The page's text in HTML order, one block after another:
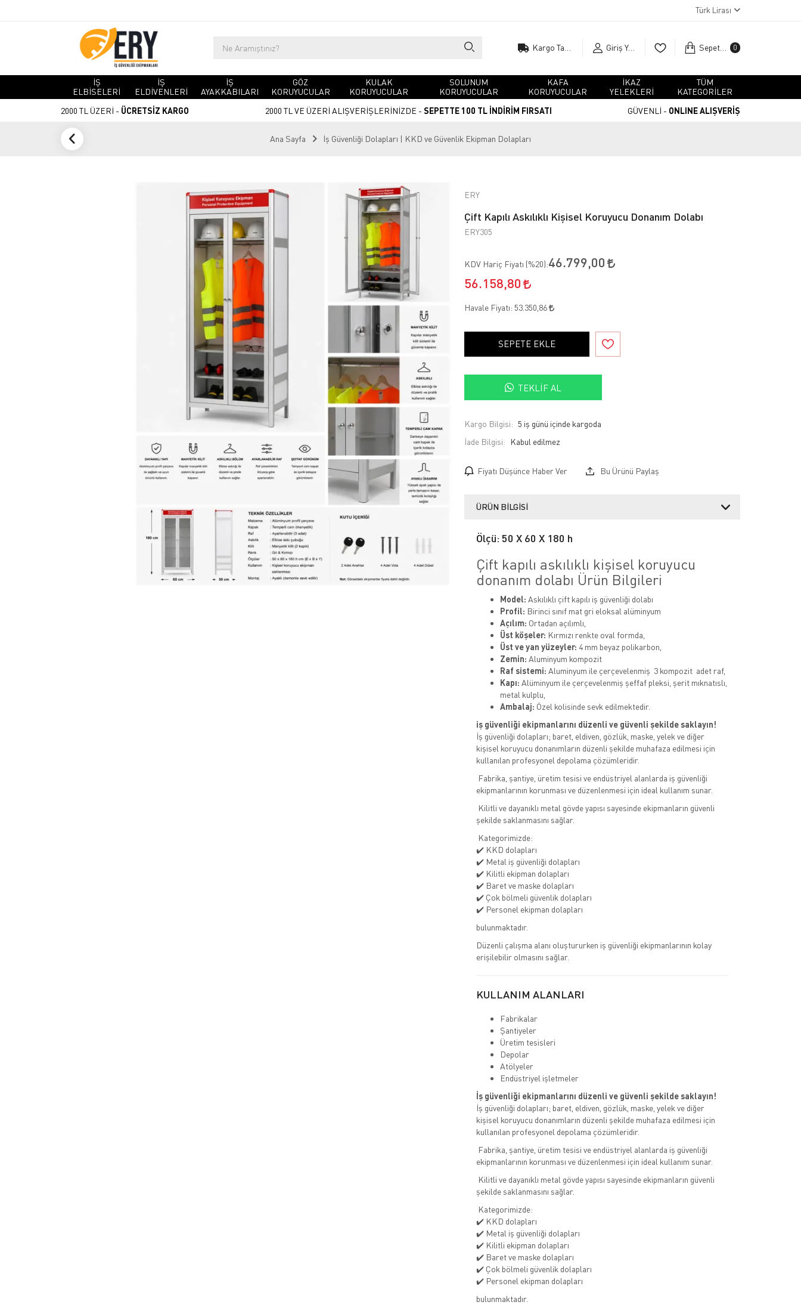
Türk Lirası
Giriş Yap Sepetim 0
İŞ
ELBİSELERİ
İŞ
ELDİVENLERİ
İŞ
AYAKKABILARI
GÖZ
KORUYUCULAR
KULAK
KORUYUCULAR
SOLUNUM
KORUYUCULAR
KAFA
KORUYUCULAR
İKAZ
YELEKLERİ
TÜM
KATEGORİLER
2000 TL ÜZERİ - ÜCRETSİZ KARGO 2000 TL VE ÜZERİ ALIŞVERİŞLERİNİZDE - SEPETTE 100 TL İNDİRİM FIRSATI GÜVENLİ - ONLINE ALIŞVERİŞ
Ana Sayfa İş Güvenliği Dolapları | KKD ve Güvenlik Ekipman Dolapları
ERY
Çift Kapılı Askılıklı Kişisel Koruyucu Donanım Dolabı
ERY305
KDV Hariç Fiyatı (%20):46.799,00
56.158,80
Havale Fiyatı: 53.350,86
SEPETE EKLE
TEKLIF AL
Kargo Bilgisi: 5 iş günü içinde kargoda
İade Bilgisi:
Fiyatı Düşünce Haber Ver Bu Ürünü Paylaş
ÜRÜN BILGISI
Ölçü: 50 X 60 X 180 h
Çift kapılı askılıklı kişisel koruyucu
donanım dolabı Ürün Bilgileri
Model: Askılıklı çift kapılı iş güvenliği dolabı
Profil: Birinci sınıf mat gri eloksal alüminyum
Açılım: Ortadan açılımlı,
Üst köşeler: Kırmızı renkte oval formda,
Üst ve yan yüzeyler: 4 mm beyaz polikarbon,
Zemin: Aluminyum kompozit
Raf sistemi: Aluminyum ile çerçevelenmiş 3 kompozit adet raf,
Kapı: Alüminyum ile çerçevelenmiş şeffaf pleksi, şerit mıknatıslı,
metal kulplu,
Ambalaj: Özel kolisinde sevk edilmektedir.
iş güvenliği ekipmanlarını düzenli ve güvenli şekilde saklayın!
İş güvenliği dolapları; baret, eldiven, gözlük, maske, yelek ve diğer
kişisel koruyucu donanımların düzenli şekilde muhafaza edilmesi için
kullanılan profesyonel depolama çözümleridir.
Fabrika, şantiye, üretim tesisi ve endüstriyel alanlarda iş güvenliği
ekipmanlarının korunması ve düzenlenmesi için ideal kullanım sunar.
Kilitli ve dayanıklı metal gövde yapısı sayesinde ekipmanların güvenli
şekilde saklanmasını sağlar.
Kategorimizde:
✔️ KKD dolapları
✔️ Metal iş güvenliği dolapları
✔️ Kilitli ekipman dolapları
✔️ Baret ve maske dolapları
✔️ Çok bölmeli güvenlik dolapları
✔️ Personel ekipman dolapları
bulunmaktadır.
Düzenli çalışma alanı oluştururken iş güvenliği ekipmanlarının kolay
erişilebilir olmasını sağlar.
KULLANIM ALANLARI
Fabrikalar
Şantiyeler
Üretim tesisleri
Depolar
Atölyeler
Endüstriyel işletmeler
İş güvenliği ekipmanlarını düzenli ve güvenli şekilde saklayın!
İş güvenliği dolapları; baret, eldiven, gözlük, maske, yelek ve diğer
kişisel koruyucu donanımların düzenli şekilde muhafaza edilmesi için
kullanılan profesyonel depolama çözümleridir.
Fabrika, şantiye, üretim tesisi ve endüstriyel alanlarda iş güvenliği
ekipmanlarının korunması ve düzenlenmesi için ideal kullanım sunar.
Kilitli ve dayanıklı metal gövde yapısı sayesinde ekipmanların güvenli
şekilde saklanmasını sağlar.
Kategorimizde:
✔️ KKD dolapları
✔️ Metal iş güvenliği dolapları
✔️ Kilitli ekipman dolapları
✔️ Baret ve maske dolapları
✔️ Çok bölmeli güvenlik dolapları
✔️ Personel ekipman dolapları
bulunmaktadır.